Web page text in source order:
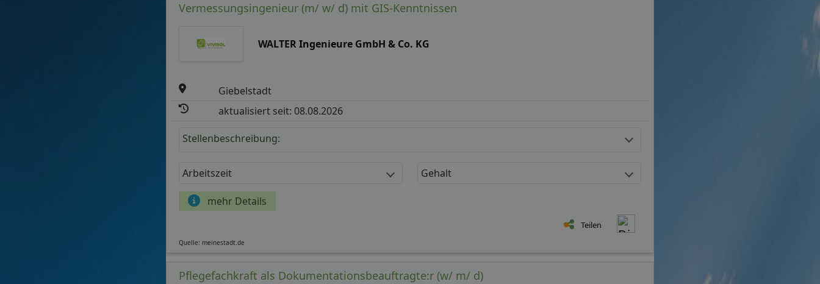
Vermessungsingenieur (m/ w/ d) mit GIS-Kenntnissen
WALTER Ingenieure GmbH & Co. KG
Giebelstadt
aktualisiert seit: 08.08.2026
Stellenbeschreibung:
Arbeitszeit Gehalt
mehr Details
Teilen
Quelle: meinestadt.de
Pflegefachkraft als Dokumentationsbeauftragte:r (w/ m/ d)